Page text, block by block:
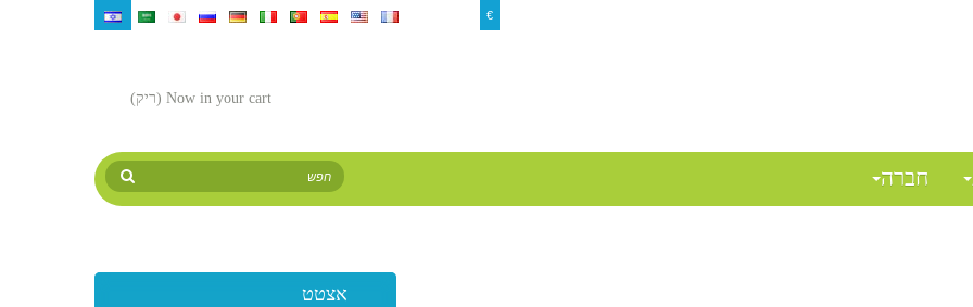
€
Now in your cart (ריק)
חברה
אצטט